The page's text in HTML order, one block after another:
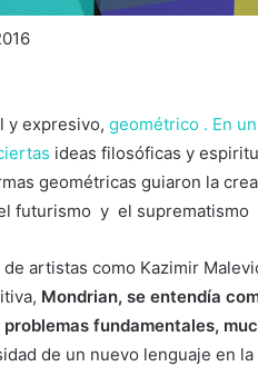
y expresivo, geométrico . En
ideas filosóficas y
geométricas guiaron la
futurismo y el suprematismo
artistas como Kazimir
Mondrian, se entendía
fundamentales,
de un nuevo lenguaje en